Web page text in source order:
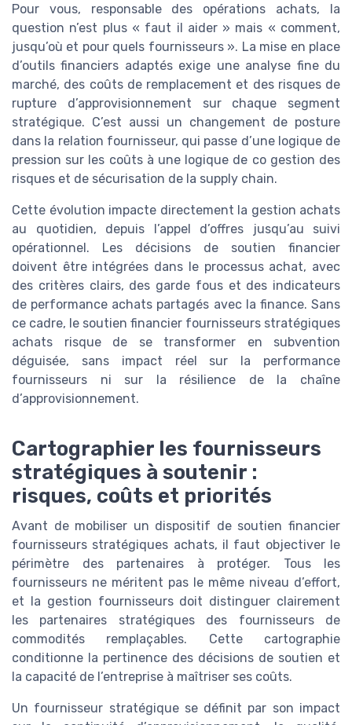
Pour vous, responsable des opérations achats, la
question n’est plus « faut il aider » mais « comment,
jusqu’où et pour quels fournisseurs ». La mise en place
d’outils financiers adaptés exige une analyse fine du
marché, des coûts de remplacement et des risques de
rupture d’approvisionnement sur chaque segment
stratégique. C’est aussi un changement de posture
dans la relation fournisseur, qui passe d’une logique de
pression sur les coûts à une logique de co gestion des
risques et de sécurisation de la supply chain.
Cette évolution impacte directement la gestion achats
au quotidien, depuis l’appel d’offres jusqu’au suivi
opérationnel. Les décisions de soutien financier
doivent être intégrées dans le processus achat, avec
des critères clairs, des garde fous et des indicateurs
de performance achats partagés avec la finance. Sans
ce cadre, le soutien financier fournisseurs stratégiques
achats risque de se transformer en subvention
déguisée, sans impact réel sur la performance
fournisseurs ni sur la résilience de la chaîne
d’approvisionnement.
Cartographier les fournisseurs
stratégiques à soutenir :
risques, coûts et priorités
Avant de mobiliser un dispositif de soutien financier
fournisseurs stratégiques achats, il faut objectiver le
périmètre des partenaires à protéger. Tous les
fournisseurs ne méritent pas le même niveau d’effort,
et la gestion fournisseurs doit distinguer clairement
les partenaires stratégiques des fournisseurs de
commodités remplaçables. Cette cartographie
conditionne la pertinence des décisions de soutien et
la capacité de l’entreprise à maîtriser ses coûts.
Un fournisseur stratégique se définit par son impact